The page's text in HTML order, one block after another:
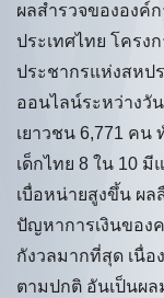
ผลสำรวจขององค์
ประเทศไทย โคร
ประชากรแห่งสหป
ออนไลน์ระหว่างวัน
เยาวชน 6,771 คน
เด็กไทย 8 ใน 10
เบื่อหน่ายสูงขึ้น ผ
ปัญหาการเงินของ
กังวลมากที่สุด เนื่
ตามปกติ อันเป็นผ